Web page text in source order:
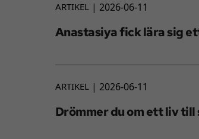
ARTIKEL 2026-06-11
Anastasiya fick lära sig
ARTIKEL 2026-06-11
Drömmer du om ett liv till